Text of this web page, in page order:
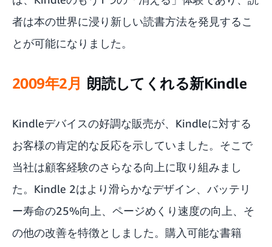
者は本の世界に浸り新しい読書方法を発見するこ
とが可能になりました。
2009年2月 朗読してくれる新Kindle
Kindleデバイスの好調な販売が、Kindleに対する
お客様の肯定的な反応を示していました。そこで
当社は顧客経験のさらなる向上に取り組みまし
た。Kindle 2はより滑らかなデザイン、バッテリ
ー寿命の25%向上、ページめくり速度の向上、そ
の他の改善を特徴としました。購入可能な書籍